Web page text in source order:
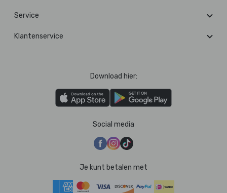
Service
Klantenservice
Download hier:
Social media
Je kunt betalen met